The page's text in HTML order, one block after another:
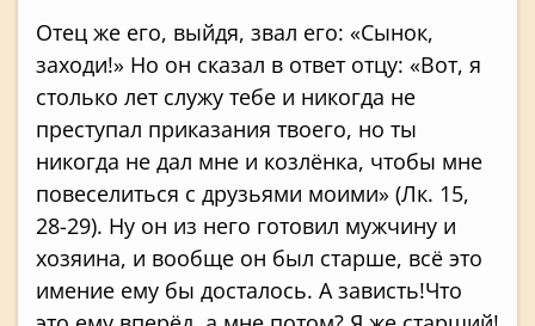
Отец же его, выйдя, звал его: «Сынок,
заходи!» Но он сказал в ответ отцу: «Вот, я
столько лет служу тебе и никогда не
преступал приказания твоего, но ты
никогда не дал мне и козлёнка, чтобы мне
повеселиться с друзьями моими» (Лк. 15,
28-29). Ну он из него готовил мужчину и
хозяина, и вообще он был старше, всё это
имение ему бы досталось. А зависть!Что